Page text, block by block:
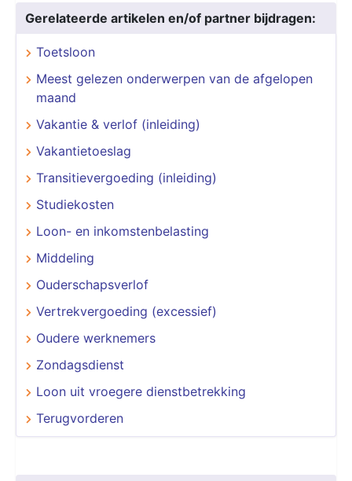
Gerelateerde artikelen en/of partner bijdragen:
Toetsloon
Meest gelezen onderwerpen van de afgelopen
maand
Vakantie & verlof (inleiding)
Vakantietoeslag
Transitievergoeding (inleiding)
Studiekosten
Loon- en inkomstenbelasting
Middeling
Ouderschapsverlof
Vertrekvergoeding (excessief)
Oudere werknemers
Zondagsdienst
Loon uit vroegere dienstbetrekking
Terugvorderen